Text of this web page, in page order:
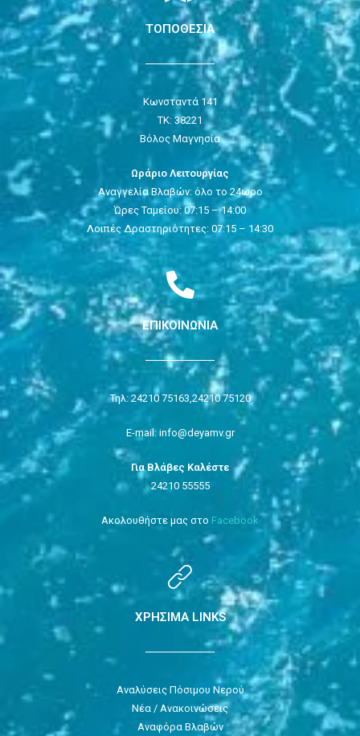
ΤΟΠΟΘΕΣΙΑ
Κωνσταντά 141
ΤΚ: 38221
Βόλος Μαγνησία
Ωράριο Λειτουργίας
Αναγγελία Βλαβών: όλο το 24ωρο
Ώρες Ταμείου: 07:15 – 14:00
Λοιπές Δραστηριότητες: 07:15 – 14:30
ΕΠΙΚΟΙΝΩΝΙΑ
Τηλ: 24210 75163, 24210 75120
E-mail: info@deyamv.gr
Για Βλάβες Καλέστε
24210 55555
Ακολουθήστε μας στο Facebook
ΧΡΗΣΙΜΑ LINKS
Αναλύσεις Πόσιμου Νερού
Νέα / Ανακοινώσεις
Αναφόρα Βλαβών